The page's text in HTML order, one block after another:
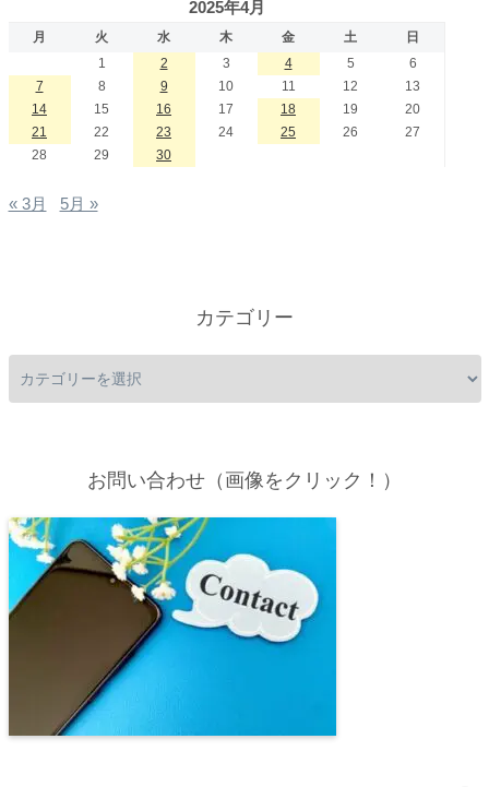
2025年4月
月 火 水 木 金 土
日
1
2 3 4 5
6
7
8 9 10 11 12
13
14
15 16 17 18 19
20
21
22 23 24 25 26
27
28
29 30
« 3月 5月 »
カテゴリー
お問い合わせ（画像をクリック！）